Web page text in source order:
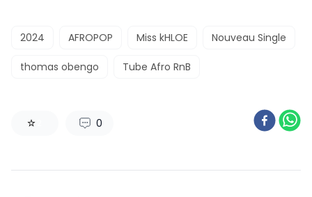
2024 AFROPOP Miss kHLOE Nouveau Single
thomas obengo Tube Afro RnB
0